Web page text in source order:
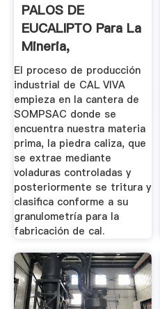
PALOS DE
EUCALIPTO Para La
Mineria,
Construcción Y ...
El proceso de producción
industrial de CAL VIVA
empieza en la cantera de
SOMPSAC donde se
encuentra nuestra materia
prima, la piedra caliza, que
se extrae mediante
voladuras controladas y
posteriormente se tritura y
clasifica conforme a su
granulometría para la
fabricación de cal.